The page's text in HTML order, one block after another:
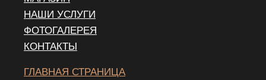
НАШИ УСЛУГИ
ФОТОГАЛЕРЕЯ
КОНТАКТЫ
ГЛАВНАЯ СТРАНИЦА